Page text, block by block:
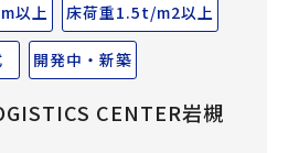
以上 床荷重1.5t/m2以上
開発中・新築
CENTER岩槻